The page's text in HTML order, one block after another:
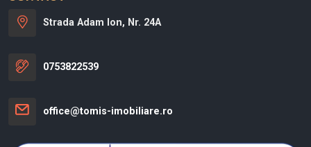
Strada Adam Ion, Nr. 24A
0753822539
office@tomis-imobiliare.ro